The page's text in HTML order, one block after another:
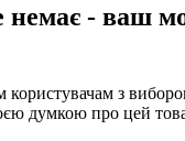
немає - ваш
з
думкою про цей